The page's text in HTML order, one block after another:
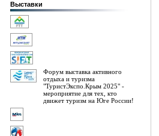
Выставки
Форум выставка активного
отдыха и туризма
"ТуристЭкспо.Крым 2025" -
мероприятие для тех, кто
движет туризм на Юге России!